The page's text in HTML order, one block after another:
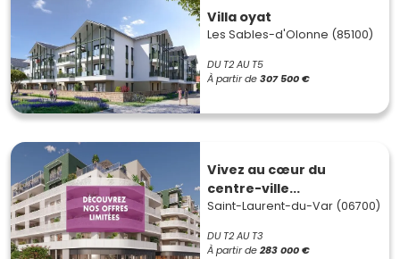
Villa oyat
Les Sables-d'Olonne (85100)
DU T2 AU T5
À partir de307 500 €
Vivez au cœur du
centre-ville...
Saint-Laurent-du-Var (06700)
DU T2 AU T3
À partir de283 000 €